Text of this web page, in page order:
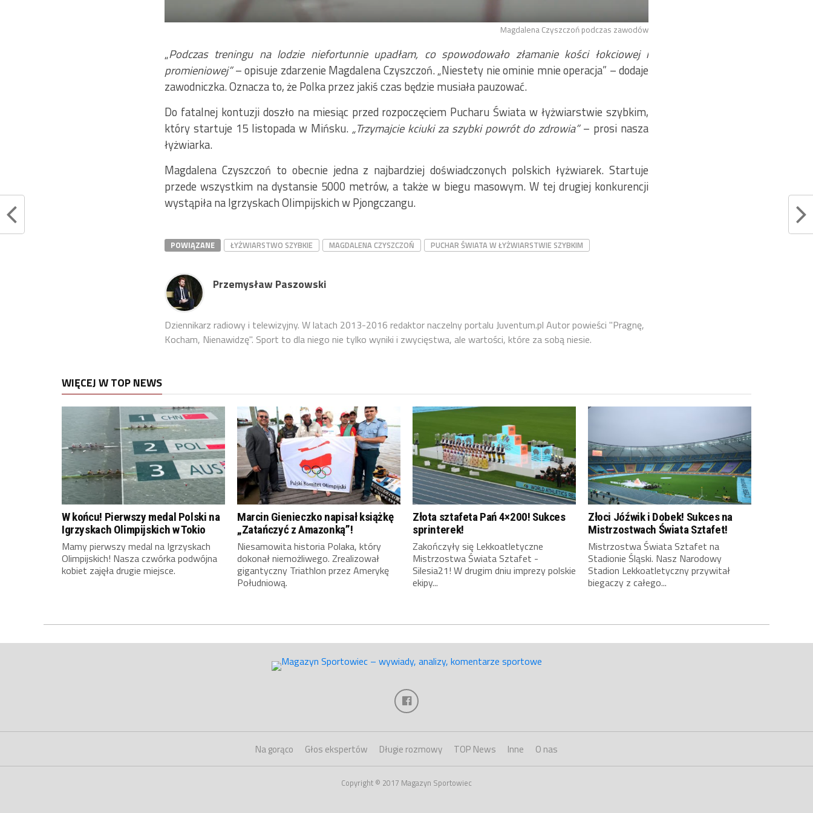
Magdalena Czyszczoń podczas zawodów
„Podczas treningu na lodzie niefortunnie upadłam, co spowodowało złamanie kości łokciowej i
promieniowej”– opisuje zdarzenie Magdalena Czyszczoń. „Niestety nie ominie mnie operacja” – dodaje
zawodniczka. Oznacza to, że Polka przez jakiś czas będzie musiała pauzować.
Do fatalnej kontuzji doszło na miesiąc przed rozpoczęciem Pucharu Świata w łyżwiarstwie szybkim,
który startuje 15 listopada w Mińsku. „Trzymajcie kciuki za szybki powrót do zdrowia”– prosi nasza
łyżwiarka.
Magdalena Czyszczoń to obecnie jedna z najbardziej doświadczonych polskich łyżwiarek. Startuje
przede wszystkim na dystansie 5000 metrów, a także w biegu masowym. W tej drugiej konkurencji
wystąpiła na Igrzyskach Olimpijskich w Pjongczangu.
POWIĄZANE ŁYŻWIARSTWO SZYBKIE MAGDALENA CZYSZCZOŃ PUCHAR ŚWIATA W ŁYŻWIARSTWIE SZYBKIM
Przemysław Paszowski
Dziennikarz radiowy i telewizyjny. W latach 2013-2016 redaktor naczelny portalu Juventum.pl Autor powieści "Pragnę,
Kocham, Nienawidzę". Sport to dla niego nie tylko wyniki i zwycięstwa, ale wartości, które za sobą niesie.
WIĘCEJ W TOP NEWS
W końcu! Pierwszy medal Polski na
Igrzyskach Olimpijskich w Tokio
Mamy pierwszy medal na Igrzyskach
Olimpijskich! Nasza czwórka podwójna
kobiet zajęła drugie miejsce.
Marcin Gienieczko napisał książkę
„Zatańczyć z Amazonką”!
Niesamowita historia Polaka, który
dokonał niemożliwego. Zrealizował
gigantyczny Triathlon przez Amerykę
Południową.
Złota sztafeta Pań 4×200! Sukces
sprinterek!
Zakończyły się Lekkoatletyczne
Mistrzostwa Świata Sztafet -
Silesia21! W drugim dniu imprezy polskie
ekipy...
Złoci Jóźwik i Dobek! Sukces na
Mistrzostwach Świata Sztafet!
Mistrzostwa Świata Sztafet na
Stadionie Śląski. Nasz Narodowy
Stadion Lekkoatletyczny przywitał
biegaczy z całego...
Na gorąco Głos ekspertów Długie rozmowy TOP News Inne O nas
Copyright © 2017 Magazyn Sportowiec